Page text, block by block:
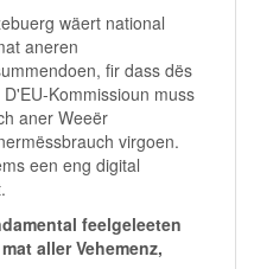
wäert national
aneren
fir dass dës
Kommissioun muss
aner Weeër
virgoen.
een eng digital
feelgeleeten
aller Vehemenz,